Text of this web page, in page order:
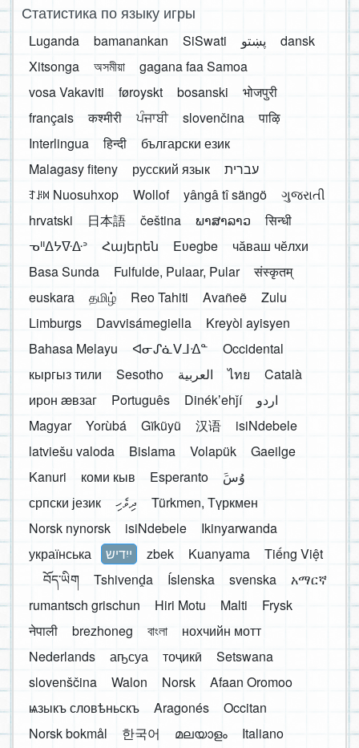
Статистика по языку игры
Luganda bamanankan SiSwati پښتو
dansk
Xitsonga
অসমীয়া
gagana faa Samoa
vosa Vakaviti
føroyskt bosanski
भोजपुरी
français
कश्मीरी ਪੰਜਾਬੀ slovenčina
पाऴि
Interlingua
हिन्दी
български език
Malagasy fiteny
русский язык
עברית
ꆈꌠ꒿ Nuosuhxop
Wollof yângâ tî sängö
ગુજરાતી
hrvatski
日本語 čeština ພາສາລາວ
सिन्धी
ᓀᐦᐃᔭᐍᐏᐣ
Հայերեն Eʋegbe
чӑваш чӗлхи
Basa Sunda
Fulfulde, Pulaar, Pular
संस्कृतम्
euskara
தமிழ் Reo Tahiti Avañeẽ
Zulu
Limburgs
Davvisámegiella
Kreyòl ayisyen
Bahasa Melayu
ᐊᓂᔑᓈᐯᒧᐎᓐ
Occidental
кыргыз тили
Sesotho العربية ไทย
Català
ирон æвзаг
Português Dinékʼehǰí
اردو
Magyar
Yorùbá Gĩkũyũ 汉语
isiNdebele
latviešu valoda
Bislama Volapük
Gaeilge
Kanuri
коми кыв Esperanto
َوُسَ
српски језик
ދިވެހި
Türkmen, Түркмен
Norsk nynorsk
isiNdebele
Ikinyarwanda
українська
ייִדיש zbek Kuanyama
Tiếng Việt
བོད་ཡིག
Tshivenḓa Íslenska svenska
አማርኛ
rumantsch grischun
Hiri Motu Malti
Frysk
नेपाली
brezhoneg বাংলা
нохчийн мотт
Nederlands
аҧсуа тоҷикӣ
Setswana
slovenščina
Walon Norsk
Afaan Oromoo
ѩзыкъ словѣньскъ
Aragonés
Occitan
Norsk bokmål
한국어 മലയാളം
Italiano